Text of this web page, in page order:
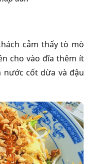
cảm thấy tò mò
cho vào đĩa thêm ít
cốt dừa và đậu